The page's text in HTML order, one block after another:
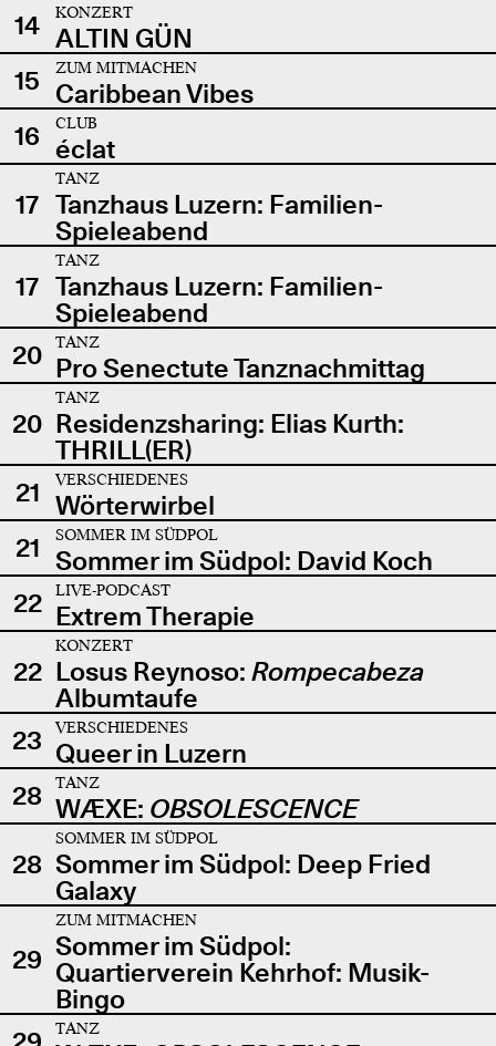
14
KONZERT
ALTIN GÜN
15
ZUM MITMACHEN
Caribbean Vibes
16
CLUB
éclat
17
TANZ
Tanzhaus Luzern: Familien-
Spieleabend
17
TANZ
Tanzhaus Luzern: Familien-
Spieleabend
20
TANZ
Pro Senectute Tanznachmittag
20
TANZ
Residenzsharing: Elias Kurth:
THRILL(ER)
21
VERSCHIEDENES
Wörterwirbel
21
SOMMER IM SÜDPOL
Sommer im Südpol: David Koch
22
LIVE-PODCAST
Extrem Therapie
22
KONZERT
Losus Reynoso: Rompecabeza
Albumtaufe
23
VERSCHIEDENES
Queer in Luzern
28
TANZ
WÆXE: OBSOLESCENCE
28
SOMMER IM SÜDPOL
Sommer im Südpol: Deep Fried
Galaxy
29
ZUM MITMACHEN
Sommer im Südpol:
Quartierverein Kehrhof: Musik-
Bingo
TANZ